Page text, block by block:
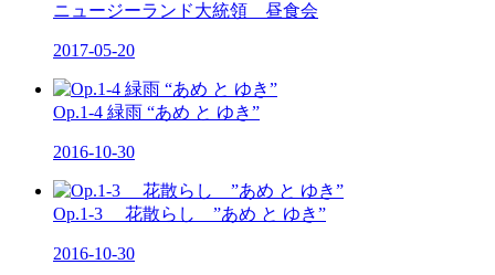
ニュージーランド大統領 昼食会
2017-05-20
Op.1-4 緑雨 “あめ と ゆき”
2016-10-30
Op.1-3 花散らし ”あめ と ゆき”
2016-10-30